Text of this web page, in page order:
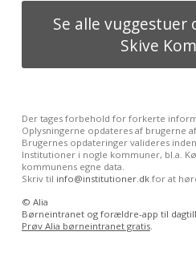
Se alle vuggestuer
Skive
Der tages forbehold for forkerte
Oplysningerne opdateres af brugerne
Brugernes opdateringer valideres
Institutioner i nogle kommuner, bl.a.
kommunens egne data.
Skriv til info@institutioner.dkfor at
© Alia
Børneintranet og forældre-app til
Prøv Alia børneintranet gratis.